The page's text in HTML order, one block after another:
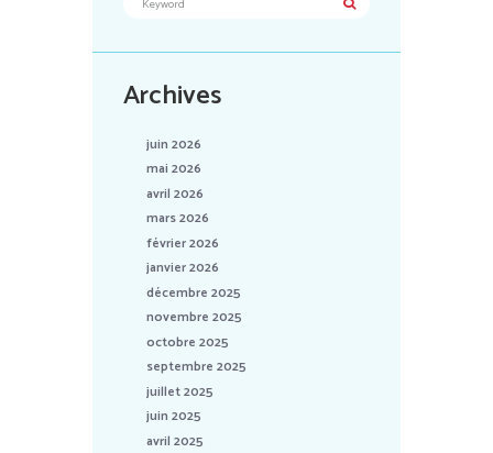
Archives
juin 2026
mai 2026
avril 2026
mars 2026
février 2026
janvier 2026
décembre 2025
novembre 2025
octobre 2025
septembre 2025
juillet 2025
juin 2025
avril 2025